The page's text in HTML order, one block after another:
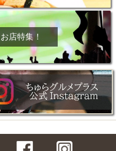
店特集！